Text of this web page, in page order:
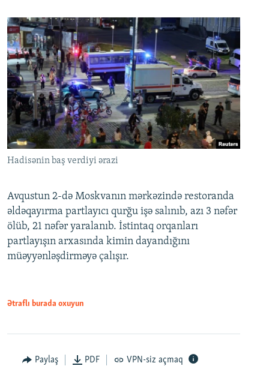
Hadisənin baş verdiyi ərazi
Avqustun 2-də Moskvanın mərkəzində restoranda
əldəqayırma partlayıcı qurğu işə salınıb, azı 3 nəfər
ölüb, 21 nəfər yaralanıb. İstintaq orqanları
partlayışın arxasında kimin dayandığını
müəyyənləşdirməyə çalışır.
Ətraflı burada oxuyun
Paylaş PDF VPN-siz açmaq